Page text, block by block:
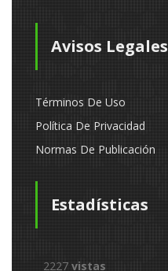
Avisos Legales
Términos De Uso
Política De Privacidad
Normas De Publicación
Estadísticas
2227 vistas